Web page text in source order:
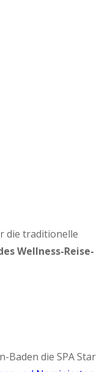
die traditionelle
Wellness-Reise-
Baden die SPA Star